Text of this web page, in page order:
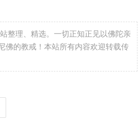
整理、精选。一切正知正见以佛陀亲
佛的教戒！本站所有内容欢迎转载传